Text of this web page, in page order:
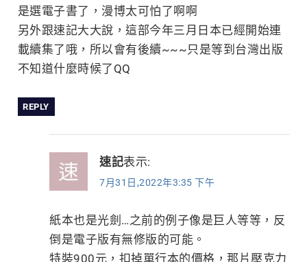
是選電子書了，漫博太可怕了啊啊
另外跟速記大大說，這部今年三月日本已經開始連
載續集了哦，所以會有後續~~~只是等到台灣出版
不知道什麼時候了QQ
REPLY
速記表示:
7月31日,2022年3:35 下午
紙本也是光劍…之前的例子像是巨人等等，反
倒是電子版有無修版的可能。
特裝900元，扣掉單行本的價格，那片壓克力